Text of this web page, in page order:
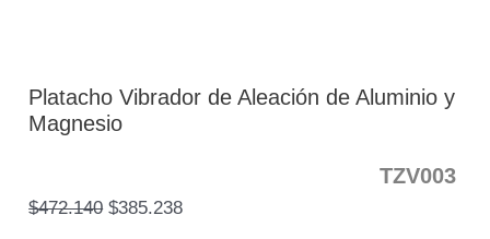
Platacho Vibrador de Aleación de Aluminio y
Magnesio
TZV003
$472.140 $385.238